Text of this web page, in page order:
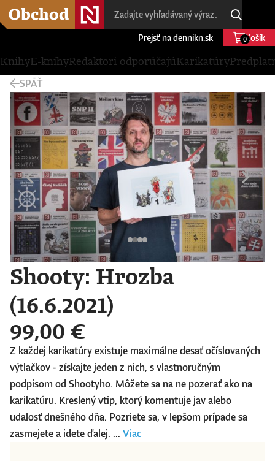
Prejsť na dennikn.sk Košík
0
KnihyE-knihyRedaktori odporúčajúKarikatúry
SPÄŤ
Shooty: Hrozba
(16.6.2021)
99,00 €
Z každej karikatúry existuje maximálne desať očíslovaných
výtlačkov - získajte jeden z nich, s vlastnoručným
podpisom od Shootyho. Môžete sa na ne pozerať ako na
karikatúru. Kreslený vtip, ktorý komentuje jav alebo
udalosť dnešného dňa. Pozriete sa, v lepšom prípade sa
zasmejete a idete ďalej. ... Viac